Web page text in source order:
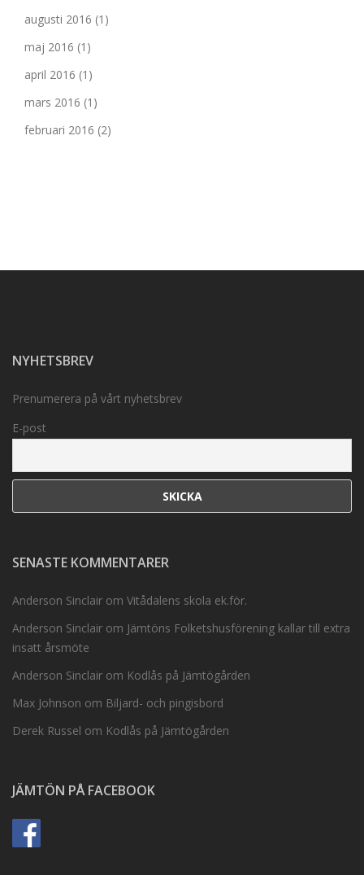
augusti 2016 (1)
maj 2016 (1)
april 2016 (1)
mars 2016 (1)
februari 2016 (2)
NYHETSBREV
Prenumerera på vårt nyhetsbrev
E-post
SENASTE KOMMENTARER
Anderson Sinclair om Vitådalens skola ek.för.
Anderson Sinclair om Jämtöns Folketshusförening kallar till extra
insatt årsmöte
Anderson Sinclair om Kodlås på Jämtögården
Max Johnson om Biljard- och pingisbord
Derek Russel om Kodlås på Jämtögården
JÄMTÖN PÅ FACEBOOK